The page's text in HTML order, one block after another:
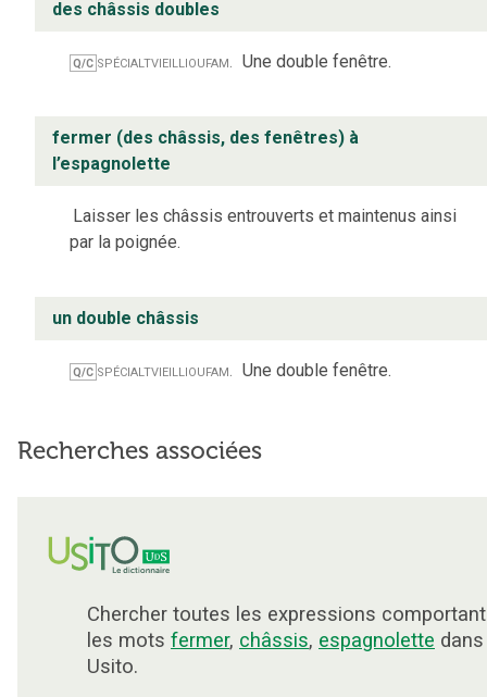
des châssis doubles
Q/C spécialtvieillioufam. Une double fenêtre.
fermer (des châssis, des fenêtres) à
l’espagnolette
Laisser les châssis entrouverts et maintenus ainsi
par la poignée.
un double châssis
Q/C spécialtvieillioufam. Une double fenêtre.
Recherches associées
Chercher toutes les expressions comportant
les mots fermer, châssis, espagnolette dans
Usito.